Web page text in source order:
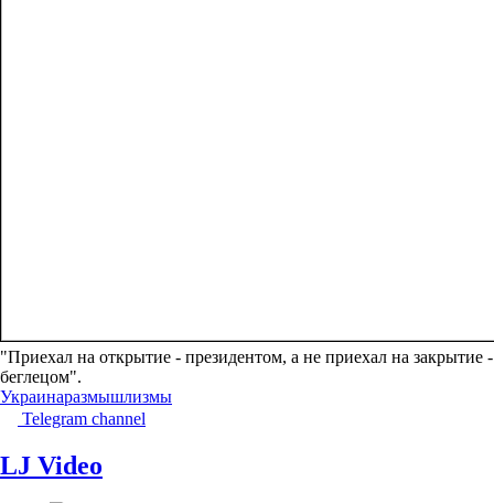
"Приехал на открытие - президентом, а не приехал на закрытие -
беглецом".
Украинаразмышлизмы
Telegram channel
LJ Video